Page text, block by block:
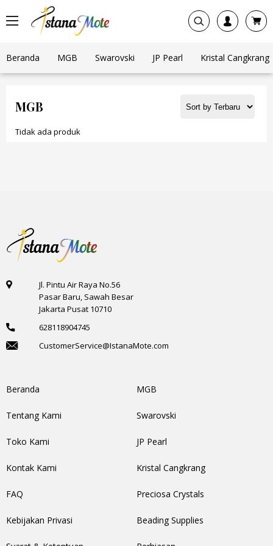
Beranda MGB Swarovski JP Pearl Kristal Cangkrang
MGB
Tidak ada produk
Jl. Pintu Air Raya No.56
Pasar Baru, Sawah Besar
Jakarta Pusat 10710
628118904745
CustomerService@IstanaMote.com
Beranda
Tentang Kami
Toko Kami
Kontak Kami
FAQ
Kebijakan Privasi
MGB
Swarovski
JP Pearl
Kristal Cangkrang
Preciosa Crystals
Beading Supplies